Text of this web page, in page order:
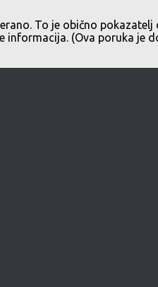
To je obično
informacija. (Ova poruka je